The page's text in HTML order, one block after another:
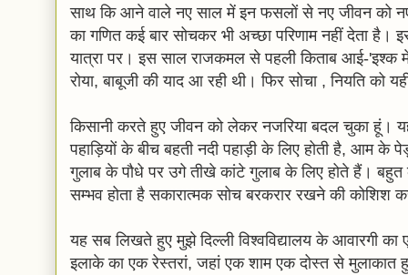
साथ कि आने वाले नए साल में इन फसलों से नए जीवन को
का गणित कई बार सोचकर भी अच्छा परिणाम नहीं देता
यात्रा पर। इस साल राजकमल से पहली किताब आई-'इश्क
रोया, बाबूजी की याद आ रही थी। फिर सोचा , नियति को
किसानी करते हुए जीवन को लेकर नजरिया बदल चुका हूं।
पहाड़ियों के बीच बहती नदी पहाड़ी के लिए होती है, आम के
गुलाब के पौधे पर उगे तीखे कांटे गुलाब के लिए होते हैं।
सम्भव होता है सकारात्मक सोच बरकरार रखने की कोशिश
यह सब लिखते हुए मुझे दिल्ली विश्वविद्यालय के आवारगी
इलाके का एक रेस्तरां, जहां एक शाम एक दोस्त से मुलाकात